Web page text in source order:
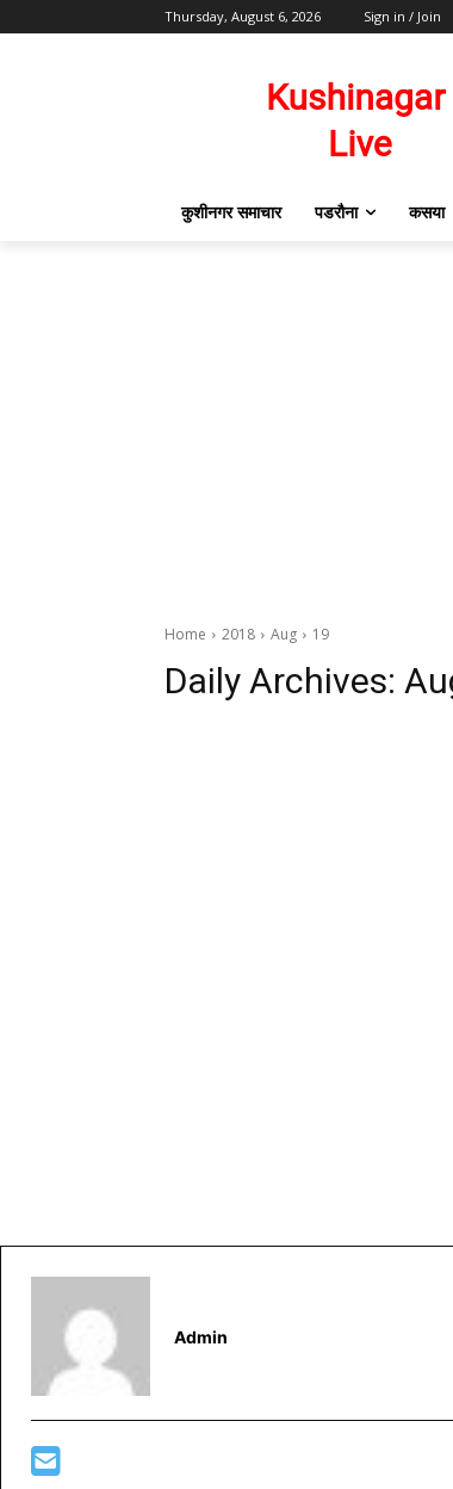
Thursday, August 6, 2026 Sign in / Join
कुशीनगर समाचार पडरौना कसया
Home 2018 Aug 19
Daily Archives:
Admin